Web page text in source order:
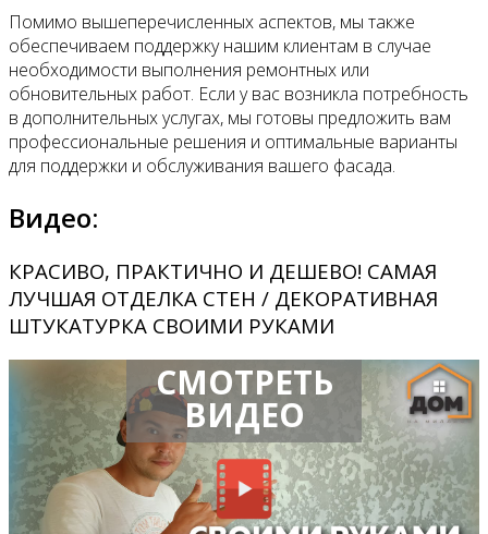
Помимо вышеперечисленных аспектов, мы также
обеспечиваем поддержку нашим клиентам в случае
необходимости выполнения ремонтных или
обновительных работ. Если у вас возникла потребность
в дополнительных услугах, мы готовы предложить вам
профессиональные решения и оптимальные варианты
для поддержки и обслуживания вашего фасада.
Видео:
КРАСИВО, ПРАКТИЧНО И ДЕШЕВО! САМАЯ
ЛУЧШАЯ ОТДЕЛКА СТЕН / ДЕКОРАТИВНАЯ
ШТУКАТУРКА СВОИМИ РУКАМИ
СМОТРЕТЬ
ВИДЕО